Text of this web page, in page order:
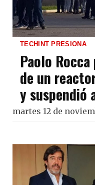
TECHINT PRESIONA
Paolo
de un
y suspendió
martes 12 de